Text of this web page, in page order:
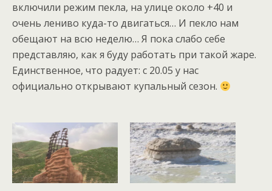
включили режим пекла, на улице около +40 и
очень лениво куда-то двигаться… И пекло нам
обещают на всю неделю… Я пока слабо себе
представляю, как я буду работать при такой жаре.
Единственное, что радует: с 20.05 у нас
официально открывают купальный сезон.